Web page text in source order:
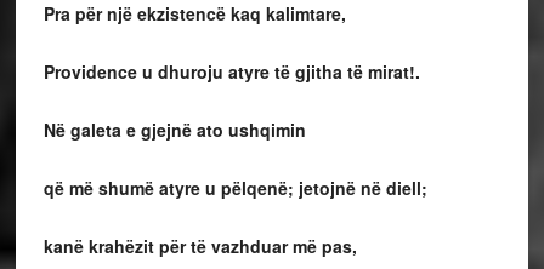
Pra për një ekzistencë kaq kalimtare,
Providence u dhuroju atyre të gjitha të mirat!.
Në galeta e gjejnë ato ushqimin
që më shumë atyre u pëlqenë; jetojnë në diell;
kanë krahëzit për të vazhduar më pas,